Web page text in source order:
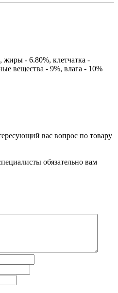
жиры - 6.80%, клетчатка -
вещества - 9%, влага - 10%
вас вопрос по товару
обязательно вам